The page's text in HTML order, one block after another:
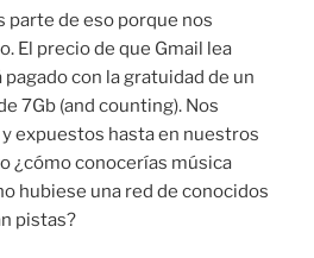
parte de eso porque nos
El precio de que Gmail lea
con la gratuidad de un
7Gb (and counting). Nos
expuestos hasta en nuestros
¿cómo conocerías música
hubiese una red de conocidos
pistas?